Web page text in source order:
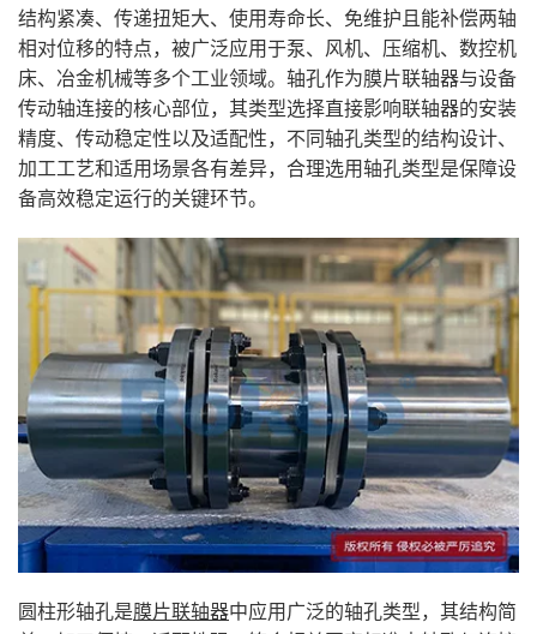
结构紧凑、传递扭矩大、使用寿命长、免维护且能补偿两轴
相对位移的特点，被广泛应用于泵、风机、压缩机、数控机
床、冶金机械等多个工业领域。轴孔作为膜片联轴器与设备
传动轴连接的核心部位，其类型选择直接影响联轴器的安装
精度、传动稳定性以及适配性，不同轴孔类型的结构设计、
加工工艺和适用场景各有差异，合理选用轴孔类型是保障设
备高效稳定运行的关键环节。
圆柱形轴孔是膜片联轴器中应用广泛的轴孔类型，其结构简